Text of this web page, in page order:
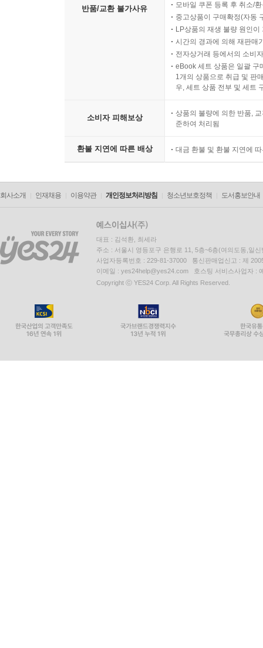
반품/교환 불가사유
모바일 쿠폰 등록 후 취소/
중고상품이 구매확정(자동
LP상품의 재생 불량 원인
시간의 경과에 의해 재판매
전자상거래 등에서의 소비
eBook 세트 상품은 일괄 구
1개의 상품으로 취급 및 판
우, 세트 상품 전부 및 세트
소비자 피해보상
상품의 불량에 의한 반품,
준하여 처리됨
환불 지연에 따른 배상 대금 환불 및 환불 지연에
회사소개 인재채용 이용약관 개인정보처리방침 청소년보호정책 도서홍보안내
대표 : 김석환, 최세라
주소 : 서울시 영등포구 은행로 11, 5층~6층(여의도동,일신
사업자등록번호 : 229-81-37000 통신판매업신고 : 제
이메일 : yes24help@yes24.com 호스팅 서비스사업자 :
Copyright ⓒ YES24 Corp. All Rights Reserved.